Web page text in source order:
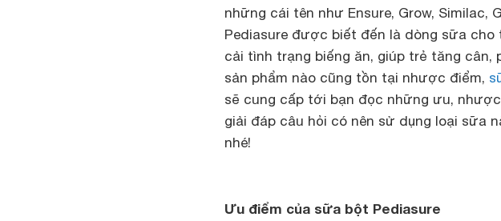
những cái tên như Ensure, Grow, Similac,
Pediasure được biết đến là dòng sữa
cải tình trạng biếng ăn, giúp trẻ tăng cân,
sản phẩm nào cũng tồn tại nhược điểm,
sẽ cung cấp tới bạn đọc những ưu,
giải đáp câu hỏi có nên sử dụng loại sữa
nhé!
Ưu điểm của sữa bột Pediasure